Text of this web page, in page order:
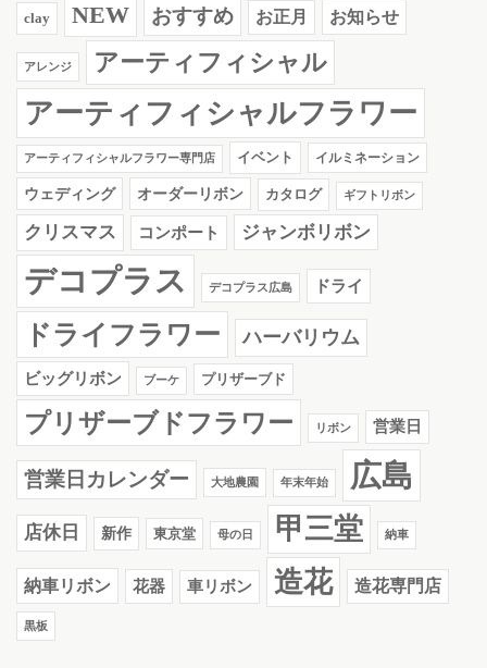
clay NEW おすすめ お正月 お知らせ
アレンジ アーティフィシャル
アーティフィシャルフラワー
アーティフィシャルフラワー専門店 イベント イルミネーション
ウェディング オーダーリボン カタログ ギフトリボン
クリスマス コンポート ジャンボリボン
デコプラス デコプラス広島 ドライ
ドライフラワー ハーバリウム
ビッグリボン ブーケ プリザーブド
プリザーブドフラワー リボン 営業日
営業日カレンダー 大地農園 年末年始 広島
店休日 新作 東京堂 母の日 甲三堂 納車
納車リボン 花器 車リボン 造花 造花専門店
黒板